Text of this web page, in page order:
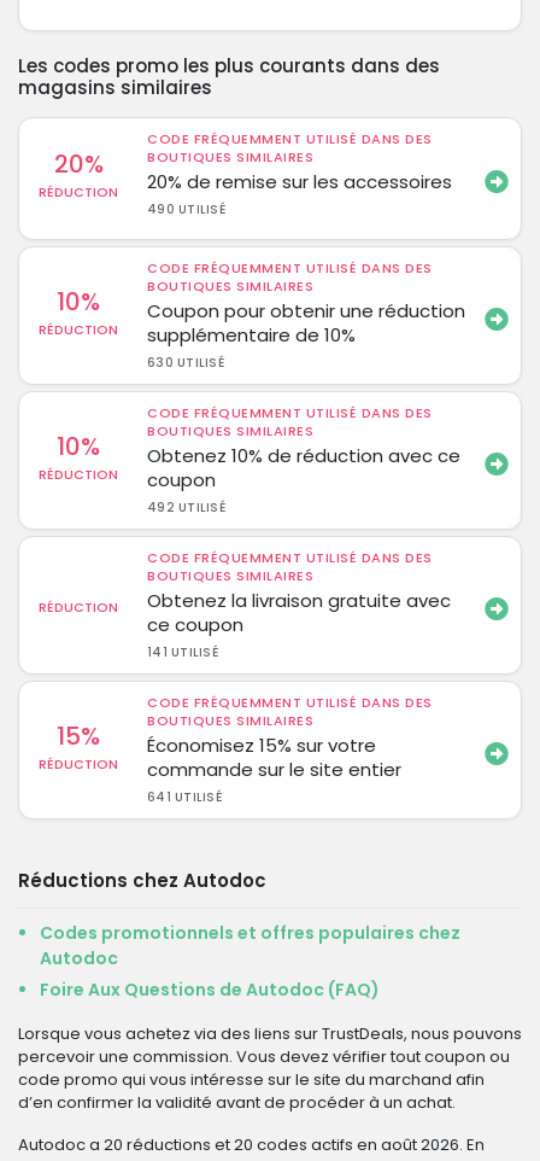
Les codes promo les plus courants dans des
magasins similaires
20%
RÉDUCTION
CODE FRÉQUEMMENT UTILISÉ DANS DES
BOUTIQUES SIMILAIRES
20% de remise sur les accessoires
490 UTILISÉ
10%
RÉDUCTION
CODE FRÉQUEMMENT UTILISÉ DANS DES
BOUTIQUES SIMILAIRES
Coupon pour obtenir une réduction
supplémentaire de 10%
630 UTILISÉ
10%
RÉDUCTION
CODE FRÉQUEMMENT UTILISÉ DANS DES
BOUTIQUES SIMILAIRES
Obtenez 10% de réduction avec ce
coupon
492 UTILISÉ
RÉDUCTION
CODE FRÉQUEMMENT UTILISÉ DANS DES
BOUTIQUES SIMILAIRES
Obtenez la livraison gratuite avec
ce coupon
141 UTILISÉ
15%
RÉDUCTION
CODE FRÉQUEMMENT UTILISÉ DANS DES
BOUTIQUES SIMILAIRES
Économisez 15% sur votre
commande sur le site entier
641 UTILISÉ
Réductions chez Autodoc
Codes promotionnels et offres populaires chez
Autodoc
Foire Aux Questions de Autodoc (FAQ)
Lorsque vous achetez via des liens sur TrustDeals, nous pouvons
percevoir une commission. Vous devez vérifier tout coupon ou
code promo qui vous intéresse sur le site du marchand afin
d’en confirmer la validité avant de procéder à un achat.
Autodoc a 20 réductions et 20 codes actifs en août 2026. En